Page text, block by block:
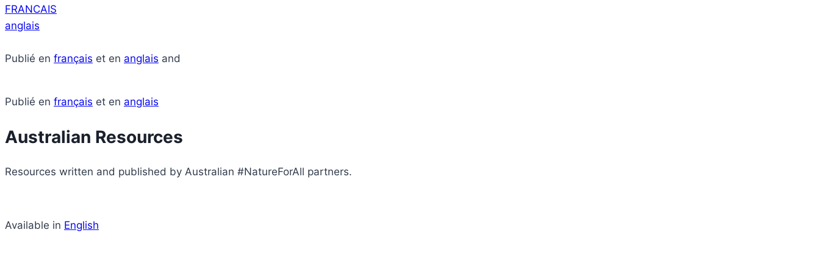
FRANCAIS
anglais
Publié en français et en anglais and
Publié en français et en anglais
Australian Resources
Resources written and published by Australian #NatureForAll partners.
Available in English